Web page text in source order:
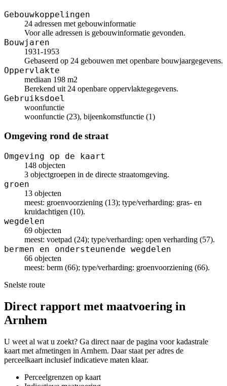
Gebouwkoppelingen
24 adressen met gebouwinformatie
Voor alle adressen is gebouwinformatie gevonden.
Bouwjaren
1931-1953
Gebaseerd op 24 gebouwen met openbare bouwjaargegevens.
Oppervlakte
mediaan 198 m2
Berekend uit 24 openbare oppervlaktegegevens.
Gebruiksdoel
woonfunctie
woonfunctie (23), bijeenkomstfunctie (1)
Omgeving rond de straat
Omgeving op de kaart
148 objecten
3 objectgroepen in de directe straatomgeving.
groen
13 objecten
meest: groenvoorziening (13); type/verharding: gras- en
kruidachtigen (10).
wegdelen
69 objecten
meest: voetpad (24); type/verharding: open verharding (57).
bermen en ondersteunende wegdelen
66 objecten
meest: berm (66); type/verharding: groenvoorziening (66).
Snelste route
Direct rapport met maatvoering in
Arnhem
U weet al wat u zoekt? Ga direct naar de pagina voor kadastrale
kaart met afmetingen in Arnhem. Daar staat per adres de
perceelkaart inclusief indicatieve maten klaar.
Perceelgrenzen op kaart